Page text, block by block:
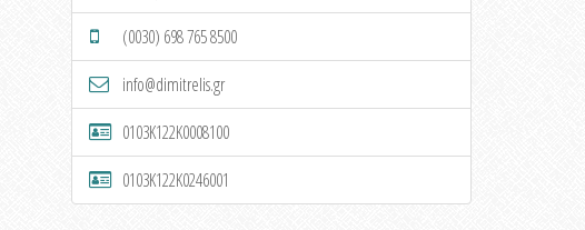
(0030) 698 765 8500
info@dimitrelis.gr
0103K122K0008100
0103K122K0246001